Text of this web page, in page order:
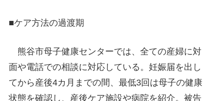
■ケア方法の過渡期
熊谷市母子健康センターでは、全ての産婦に対
面や電話での相談に対応している。妊娠届を出し
てから産後4カ月までの間、最低3回は母子の健康
状態を確認し、産後ケア施設や病院を紹介。被告